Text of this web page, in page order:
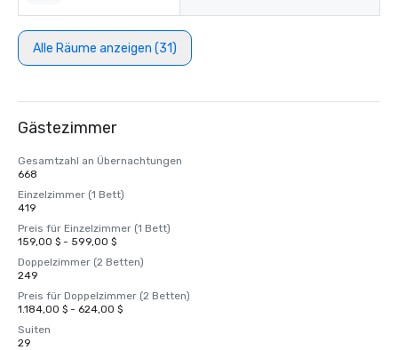
Alle Räume anzeigen (31)
Gästezimmer
Gesamtzahl an Übernachtungen
668
Einzelzimmer (1 Bett)
419
Preis für Einzelzimmer (1 Bett)
159,00 $ - 599,00 $
Doppelzimmer (2 Betten)
249
Preis für Doppelzimmer (2 Betten)
1.184,00 $ - 624,00 $
Suiten
29